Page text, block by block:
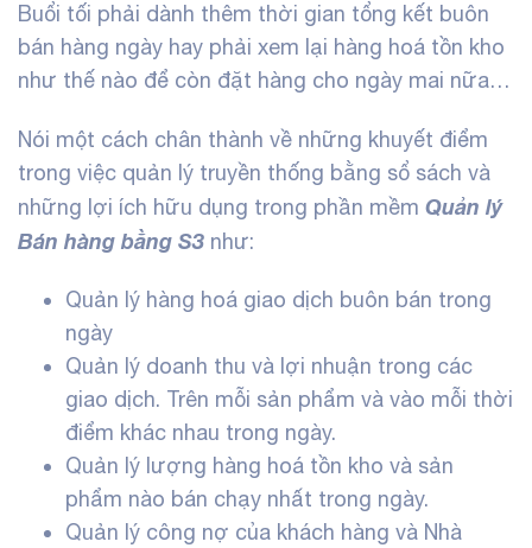
Buổi tối phải dành thêm thời gian tổng kết buôn
bán hàng ngày hay phải xem lại hàng hoá tồn kho
như thế nào để còn đặt hàng cho ngày mai nữa…
Nói một cách chân thành về những khuyết điểm
trong việc quản lý truyền thống bằng sổ sách và
những lợi ích hữu dụng trong phần mềm Quản lý
Bán hàng bằng S3 như:
Quản lý hàng hoá giao dịch buôn bán trong
ngày
Quản lý doanh thu và lợi nhuận trong các
giao dịch. Trên mỗi sản phẩm và vào mỗi thời
điểm khác nhau trong ngày.
Quản lý lượng hàng hoá tồn kho và sản
phẩm nào bán chạy nhất trong ngày.
Quản lý công nợ của khách hàng và Nhà